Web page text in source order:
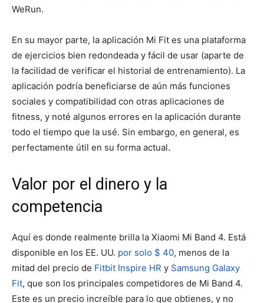
WeRun.
En su mayor parte, la aplicación Mi Fit es una plataforma
de ejercicios bien redondeada y fácil de usar (aparte de
la facilidad de verificar el historial de entrenamiento). La
aplicación podría beneficiarse de aún más funciones
sociales y compatibilidad con otras aplicaciones de
fitness, y noté algunos errores en la aplicación durante
todo el tiempo que la usé. Sin embargo, en general, es
perfectamente útil en su forma actual.
Valor por el dinero y la
competencia
Aquí es donde realmente brilla la Xiaomi Mi Band 4. Está
disponible en los EE. UU. por solo $ 40, menos de la
mitad del precio de Fitbit Inspire HR y Samsung Galaxy
Fit, que son los principales competidores de Mi Band 4.
Este es un precio increíble para lo que obtienes, y no